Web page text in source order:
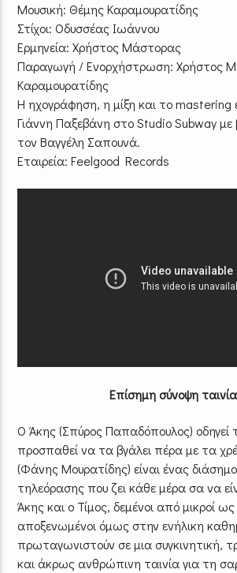
Μουσική: Θέμης Καραμουρατίδης
Στίχοι: Οδυσσέας Ιωάννου
Ερμηνεία: Χρήστος Μάστορας
Παραγωγή / Ενορχήστρωση: Χρήστος
Καραμουρατίδης
Η ηχογράφηση, η μίξη και το mastering
Γιάννη Παξεβάνη στο Studio Subway
τον Βαγγέλη Σαπουνά.
Εταιρεία: Feelgood Records
Επίσημη σύνοψη
Ο Άκης (Σπύρος Παπαδόπουλος) οδηγεί
προσπαθεί να τα βγάλει πέρα με τα
(Φάνης Μουρατίδης) είναι ένας
τηλεόρασης που ζει κάθε μέρα σα να
Άκης και ο Τίμος, δεμένοι από μικροί
αποξενωμένοι όμως στην ενήλικη
πρωταγωνιστούν σε μια συγκινητική,
και άκρως ανθρώπινη ταινία για τη